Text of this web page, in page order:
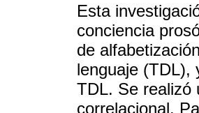
Esta
conciencia
de
lenguaje (TDL),
TDL. Se realizó
correlacional.